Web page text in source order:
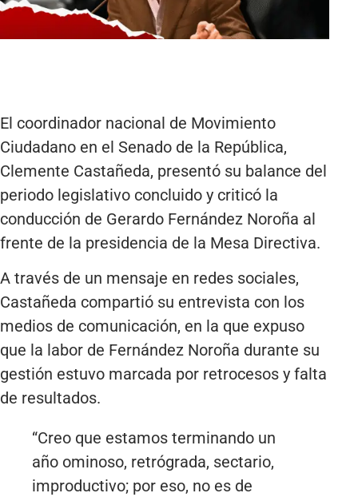
El coordinador nacional de Movimiento
Ciudadano en el Senado de la República,
Clemente Castañeda, presentó su balance del
periodo legislativo concluido y criticó la
conducción de Gerardo Fernández Noroña al
frente de la presidencia de la Mesa Directiva.
A través de un mensaje en redes sociales,
Castañeda compartió su entrevista con los
medios de comunicación, en la que expuso
que la labor de Fernández Noroña durante su
gestión estuvo marcada por retrocesos y falta
de resultados.
“Creo que estamos terminando un
año ominoso, retrógrada, sectario,
improductivo; por eso, no es de